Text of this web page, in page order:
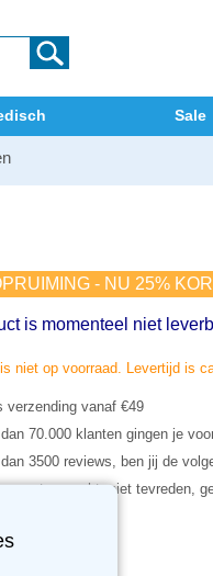
Sale
- NU 25%
is momenteel niet
niet op voorraad. Levertijd is
verzending vanaf €49
70.000 klanten gingen je
dan 3500 reviews, ben jij de
retour recht, niet tevreden,